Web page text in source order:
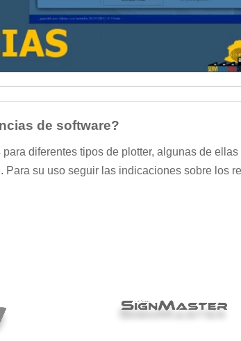
de software?
diferentes tipos de plotter, algunas de
Para su uso seguir las indicaciones sobre los